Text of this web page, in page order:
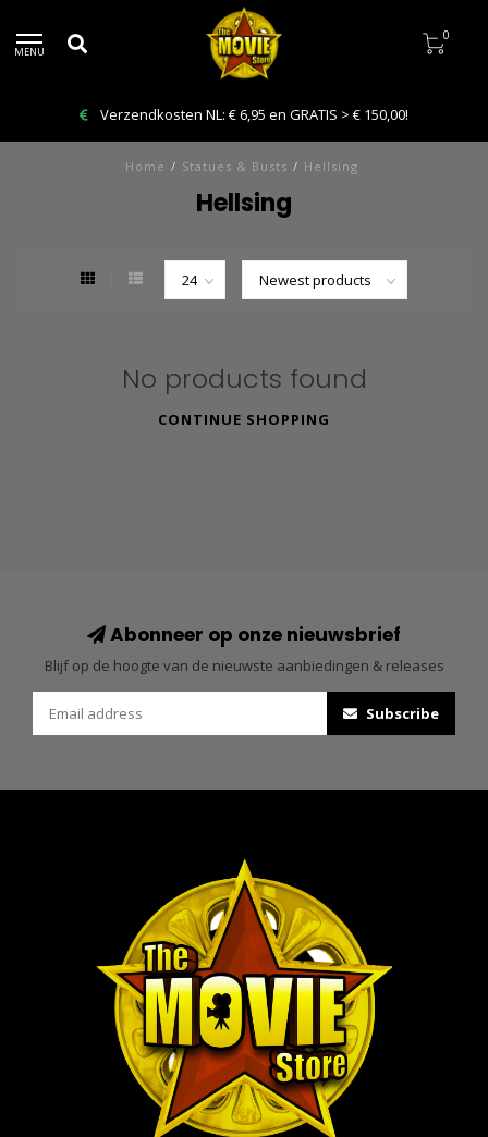
MENU
0
Verzendkosten NL: € 6,95 en GRATIS > € 150,00!
Home / Statues & Busts / Hellsing
Hellsing
No products found
CONTINUE SHOPPING
Abonneer op onze nieuwsbrief
Blijf op de hoogte van de nieuwste aanbiedingen & releases
Subscribe